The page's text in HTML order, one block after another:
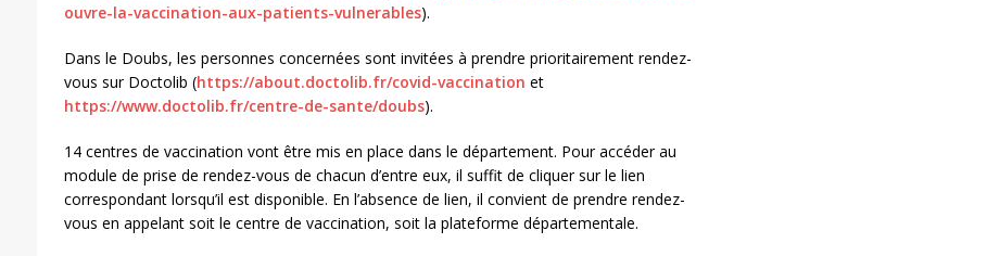
ouvre-la-vaccination-aux-patients-vulnerables).
Dans le Doubs, les personnes concernées sont invitées à prendre prioritairement rendez-
vous sur Doctolib (https://about.doctolib.fr/covid-vaccination et
https://www.doctolib.fr/centre-de-sante/doubs).
14 centres de vaccination vont être mis en place dans le département. Pour accéder au
module de prise de rendez-vous de chacun d’entre eux, il suffit de cliquer sur le lien
correspondant lorsqu’il est disponible. En l’absence de lien, il convient de prendre rendez-
vous en appelant soit le centre de vaccination, soit la plateforme départementale.